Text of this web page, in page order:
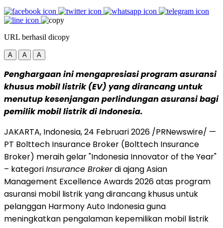
URL berhasil dicopy
A A A
Penghargaan ini mengapresiasi program asuransi
khusus mobil listrik (EV) yang dirancang untuk
menutup kesenjangan perlindungan asuransi bagi
pemilik mobil listrik di Indonesia.
JAKARTA, Indonesia, 24 Februari 2026 /PRNewswire/ —
PT Bolttech Insurance Broker (Bolttech Insurance
Broker) meraih gelar "Indonesia Innovator of the Year"
– kategoriInsurance Brokerdi ajang Asian
Management Excellence Awards 2026 atas program
asuransi mobil listrik yang dirancang khusus untuk
pelanggan Harmony Auto Indonesia guna
meningkatkan pengalaman kepemilikan mobil listrik